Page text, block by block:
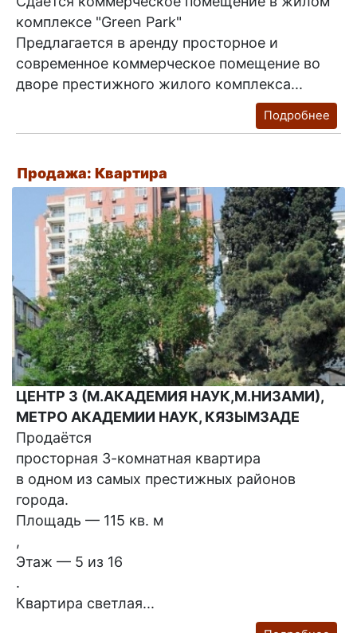
комплексе "Green Park"
Предлагается в аренду просторное и
современное коммерческое помещение во
дворе престижного жилого комплекса...
Подробнее
Продажа: Квартира
ЦЕНТР 3 (М.АКАДЕМИЯ НАУК,М.НИЗАМИ),
МЕТРО АКАДЕМИИ НАУК, КЯЗЫМЗАДЕ
Продаётся
просторная 3-комнатная квартира
в одном из самых престижных районов
города.
Площадь — 115 кв. м
,
Этаж — 5 из 16
.
Квартира светлая...